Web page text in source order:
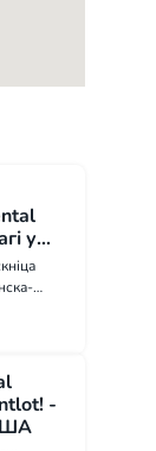
у
краіне.
і -